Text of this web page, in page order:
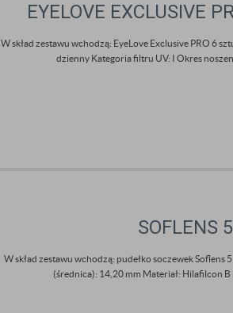
EYELOVE EXCLUSIVE
W skład zestawu wchodzą: EyeLove Exclusive PRO 6
dzienny Kategoria filtru UV: I Okres
SOFLENS
W skład zestawu wchodzą: pudełko soczewek
(średnica): 14,20 mm Materiał: Hilafilcon